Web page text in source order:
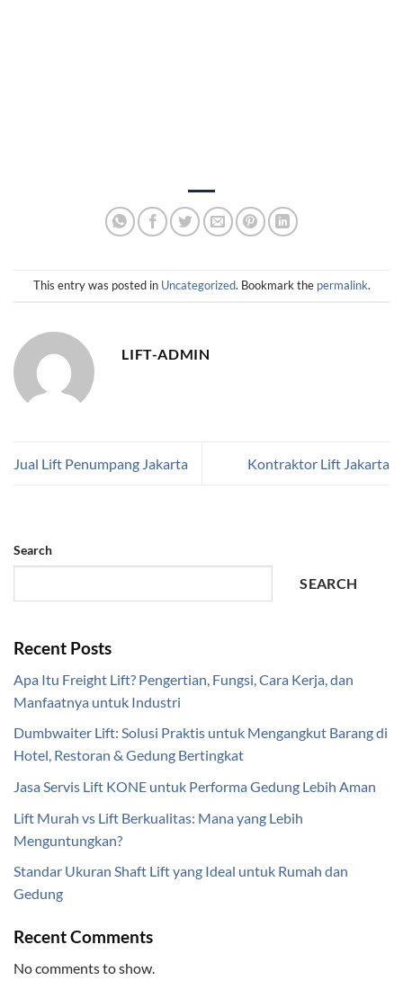
This entry was posted in Uncategorized. Bookmark the permalink.
LIFT-ADMIN
Jual Lift Penumpang Jakarta Kontraktor Lift Jakarta
Search
SEARCH
Recent Posts
Apa Itu Freight Lift? Pengertian, Fungsi, Cara Kerja, dan
Manfaatnya untuk Industri
Dumbwaiter Lift: Solusi Praktis untuk Mengangkut Barang di
Hotel, Restoran & Gedung Bertingkat
Jasa Servis Lift KONE untuk Performa Gedung Lebih Aman
Lift Murah vs Lift Berkualitas: Mana yang Lebih
Menguntungkan?
Standar Ukuran Shaft Lift yang Ideal untuk Rumah dan
Gedung
Recent Comments
No comments to show.